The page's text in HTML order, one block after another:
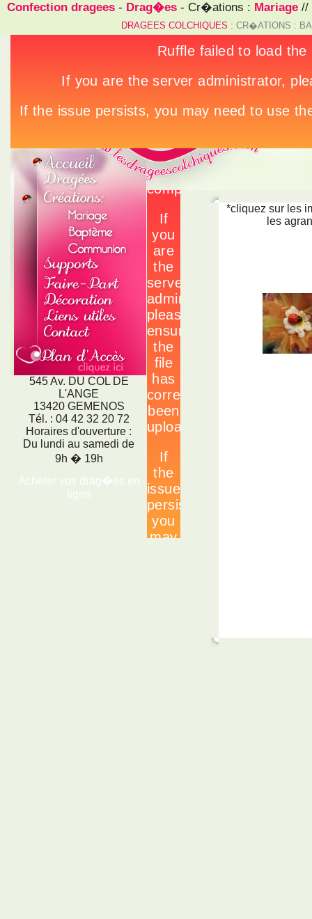
Confection dragees - Drag�es - Cr�ations : Mariage //
DRAGEES COLCHIQUES : CR�ATIONS :
545 Av. DU COL DE
L'ANGE
13420 GEMENOS
Tél. : 04 42 32 20 72
Horaires d'ouverture :
Du lundi au samedi de
9h � 19h
Acheter vos drag�es en
ligne
*cliquez sur les
les